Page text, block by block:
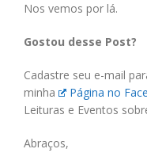
Nos vemos por lá.
Gostou desse Post?
Cadastre seu e-mail
minha
Página no
Leituras e Eventos
Abraços,